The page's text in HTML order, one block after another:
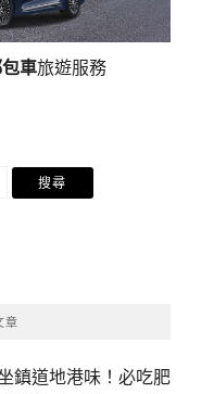
車旅遊服務
章
鎮道地港味！必吃肥